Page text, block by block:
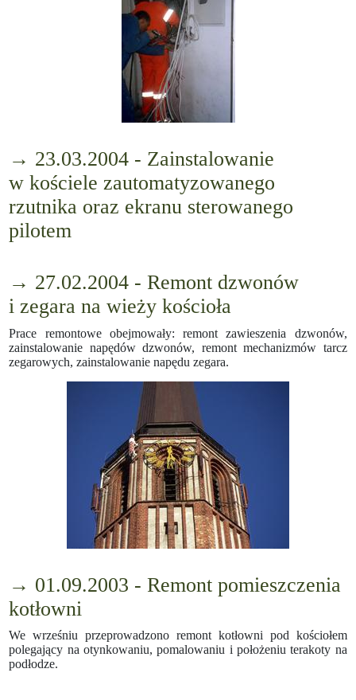
→ 23.03.2004 - Zainstalowanie
w kościele zautomatyzowanego
rzutnika oraz ekranu sterowanego
pilotem
→ 27.02.2004 - Remont dzwonów
i zegara na wieży kościoła
Prace remontowe obejmowały: remont zawieszenia dzwonów,
zainstalowanie napędów dzwonów, remont mechanizmów tarcz
zegarowych, zainstalowanie napędu zegara.
→ 01.09.2003 - Remont pomieszczenia
kotłowni
We wrześniu przeprowadzono remont kotłowni pod kościołem
polegający na otynkowaniu, pomalowaniu i położeniu terakoty na
podłodze.